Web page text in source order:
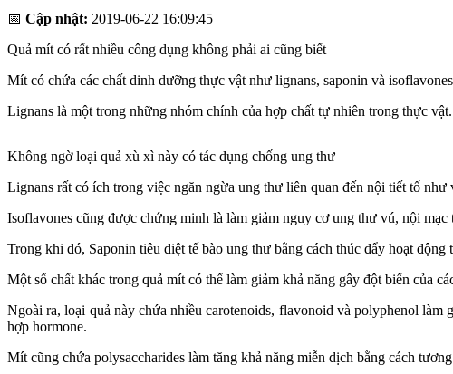
📅 Cập nhật: 2019-06-22 16:09:45
Quả mít có rất nhiều công dụng không phải ai cũng biết
Mít có chứa các chất dinh dưỡng thực vật như lignans, saponin và
Lignans là một trong những nhóm chính của hợp chất tự nhiên trong thực
Không ngờ loại quả xù xì này có tác dụng chống ung thư
Lignans rất có ích trong việc ngăn ngừa ung thư liên quan đến nội tiết tố
Isoflavones cũng được chứng minh là làm giảm nguy cơ ung thư vú, nội mạc
Trong khi đó, Saponin tiêu diệt tế bào ung thư bằng cách thúc đẩy hoạt
Một số chất khác trong quả mít có thể làm giảm khả năng gây đột biến của
Ngoài ra, loại quả này chứa nhiều carotenoids, flavonoid và polyphenol
hợp hormone.
Mít cũng chứa polysaccharides làm tăng khả năng miễn dịch bằng cách